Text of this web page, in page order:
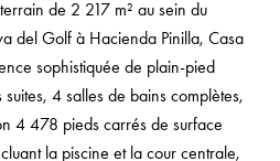
de 2 217 m² au sein du
del Golf à Hacienda Pinilla, Casa
sophistiquée de plain-pied
4 salles de bains complètes,
4 478 pieds carrés de surface
la piscine et la cour centrale,